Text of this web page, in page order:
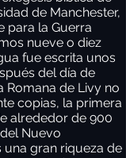
de Manchester,
para la Guerra
nueve o diez
fue escrita unos
del día de
Romana de Livy no
copias, la primera
alrededor de 900
Nuevo
gran riqueza de